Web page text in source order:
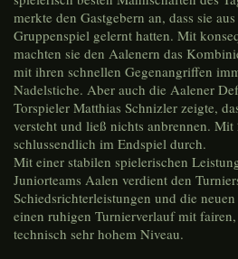
merkte den Gastgebern an, dass sie
Gruppenspiel gelernt hatten. Mit
machten sie den Aalenern das
mit ihren schnellen Gegenangriffen
Nadelstiche. Aber auch die Aalener
Torspieler Matthias Schnizler zeigte,
versteht und ließ nichts anbrennen. Mit
schlussendlich im Endspiel durch.
Mit einer stabilen spielerischen
Juniorteams Aalen verdient den
Schiedsrichterleistungen und die
einen ruhigen Turnierverlauf mit
technisch sehr hohem Niveau.